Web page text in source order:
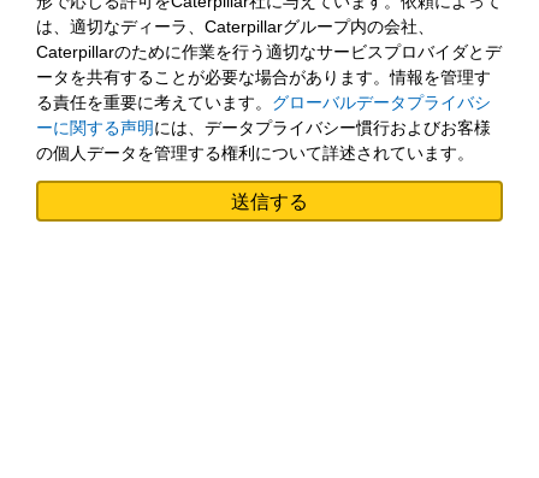
は、適切なディーラ、Caterpillarグループ内の会社、
Caterpillarのために作業を行う適切なサービスプロバイダとデ
ータを共有することが必要な場合があります。情報を管理す
る責任を重要に考えています。 グローバルデータプライバシ
ーに関する声明には、データプライバシー慣行およびお客様
の個人データを管理する権利について詳述されています。